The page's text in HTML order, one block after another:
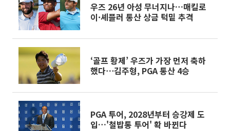
우즈 26년 아성 무너지나…매킬로
이·셰플러 통산 상금 턱밑 추격
‘골프 황제’ 우즈가 가장 먼저 축하
했다⋯김주형, PGA 통산 4승
PGA 투어, 2028년부터 승강제 도
입…'철밥통 투어' 확 바뀐다